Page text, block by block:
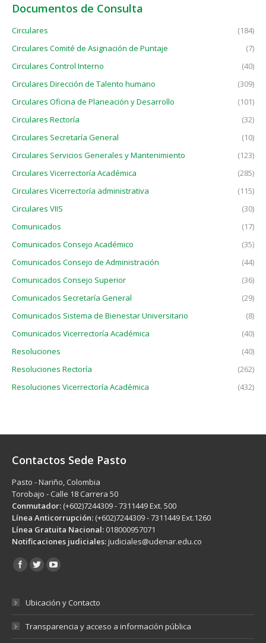
Documentos de Consulta
Circulares
(184)
Circulares Comité de Asignación de Puntaje
(7)
Circulares Control Interno
(40)
Circulares Dirección de Talento humano
(309)
Circulares Oficina de Planeación y Desarrollo
(101)
Circulares Rectoría
(32)
Circulares Secretaría General
(10)
Circulares Servicios Generales y Mantenimiento
(123)
Circulares Vicerrectoría Académica
(285)
Circulares Vicerrectoría administrativa
(115)
Circulares VIIS
(30)
Comunicados
(17)
Comunicados Consejo Académico
(35)
Comunicados Consejo de Administración
(44)
Comunicados Consejo Superior
(36)
Comunicados Secretaría General
(29)
Comunicados Sistema de Bienestar Universitario
(8)
Comunicados Vicerrectoría Académica
(40)
Resoluciones
(40)
Resoluciones Rectoría
(262)
Resoluciones Vicerrectoría Académica
(432)
Contactos Sede Pasto
Pasto - Nariño, Colombia
Torobajo - Calle 18 Carrera 50
Conmutador: (+602)7244309 - 7311449 Ext. 500
Línea Anticorrupción: (+602)7244309 - 7311449 Ext.1260
Línea Gratuita Nacional: 018000957071
Notificaciones judiciales:judiciales@udenar.edu.co
Encuéntranos en:
Ubicación y Contacto
Transparencia y acceso a información pública